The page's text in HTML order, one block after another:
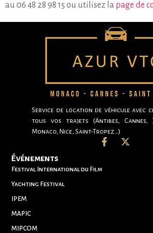
au 06 48 28 98 15 ou utilisez la page de
Service de location de véhicule avec
tous vos trajets (Antibes, Cannes,
Monaco, Nice, Saint-Tropez…)
Événements
Festival International du Film
Yachting Festival
IPEM
MAPIC
MIPCOM